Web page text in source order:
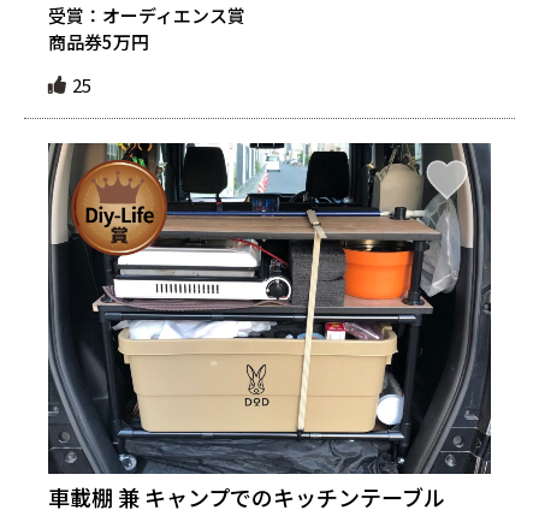
受賞：オーディエンス賞
商品券5万円
25
車載棚 兼 キャンプでのキッチンテーブル